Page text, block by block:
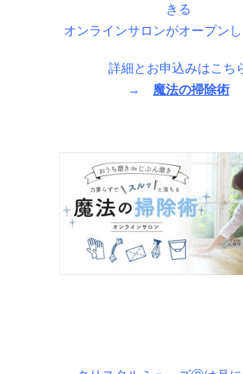
きる
オンラインサロンがオープンし
詳細とお申込みはこち
→ 魔法の掃除術